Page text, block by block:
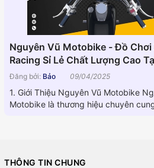
Nguyên Vũ Motobike - Đồ Chơi
Racing Sỉ Lẻ Chất Lượng Cao
Nam
Đăng bởi: Bảo 09/04/2025
1. Giới Thiệu Nguyên Vũ Motobike
Motobike là thương hiệu chuyên
THÔNG TIN CHUNG